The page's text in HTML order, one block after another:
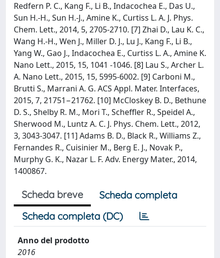
Redfern P. C., Kang F., Li B., Indacochea E., Das U.,
Sun H.-H., Sun H.-J., Amine K., Curtiss L. A. J. Phys.
Chem. Lett., 2014, 5, 2705-2710. [7] Zhai D., Lau K. C.,
Wang H.-H., Wen J., Miller D. J., Lu J., Kang F., Li B.,
Yang W., Gao J., Indacochea E., Curtiss L. A., Amine K.
Nano Lett., 2015, 15, 1041 -1046. [8] Lau S., Archer L.
A. Nano Lett., 2015, 15, 5995-6002. [9] Carboni M.,
Brutti S., Marrani A. G. ACS Appl. Mater. Interfaces,
2015, 7, 21751−21762. [10] McCloskey B. D., Bethune
D. S., Shelby R. M., Mori T., Scheffler R., Speidel A.,
Sherwood M., Luntz A. C. J. Phys. Chem. Lett., 2012,
3, 3043-3047. [11] Adams B. D., Black R., Williams Z.,
Fernandes R., Cuisinier M., Berg E. J., Novak P.,
Murphy G. K., Nazar L. F. Adv. Energy Mater., 2014,
1400867.
Scheda breve
Scheda completa
Scheda completa (DC)
Anno del prodotto
2016